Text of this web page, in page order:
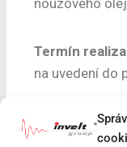
Termín
na uvedení do